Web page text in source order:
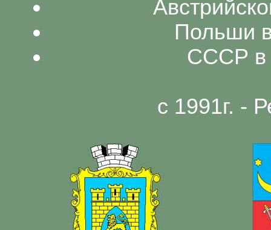
Польши
СССР в
с 1991г. -